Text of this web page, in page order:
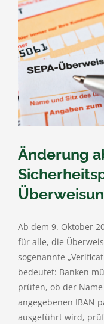
Änderung
Ab dem 9. Oktober
für alle, die
sogenannte
bedeutet: Banken
prüfen, ob der
angegebenen IBAN
ausgeführt wird,